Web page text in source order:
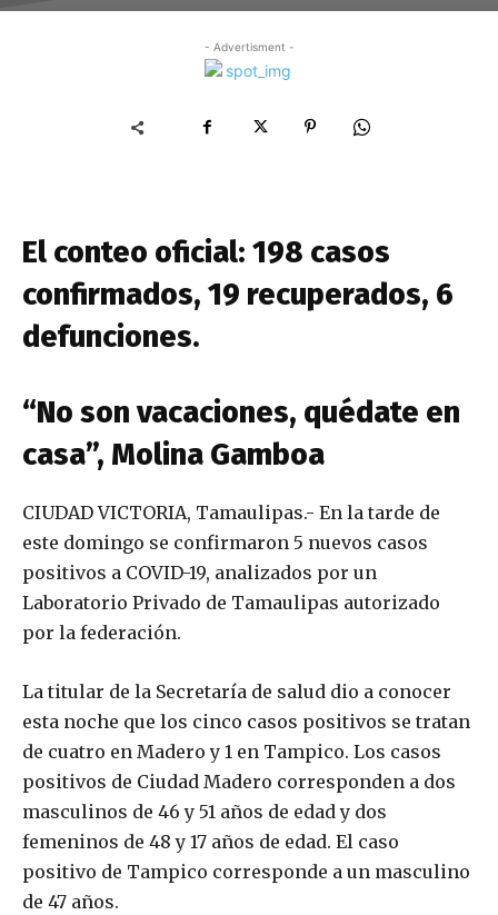
- Advertisment -
El conteo oficial: 198 casos
confirmados, 19 recuperados, 6
defunciones.
“No son vacaciones, quédate en
casa”, Molina Gamboa
CIUDAD VICTORIA, Tamaulipas.- En la tarde de
este domingo se confirmaron 5 nuevos casos
positivos a COVID-19, analizados por un
Laboratorio Privado de Tamaulipas autorizado
por la federación.
La titular de la Secretaría de salud dio a conocer
esta noche que los cinco casos positivos se tratan
de cuatro en Madero y 1 en Tampico. Los casos
positivos de Ciudad Madero corresponden a dos
masculinos de 46 y 51 años de edad y dos
femeninos de 48 y 17 años de edad. El caso
positivo de Tampico corresponde a un masculino
de 47 años.